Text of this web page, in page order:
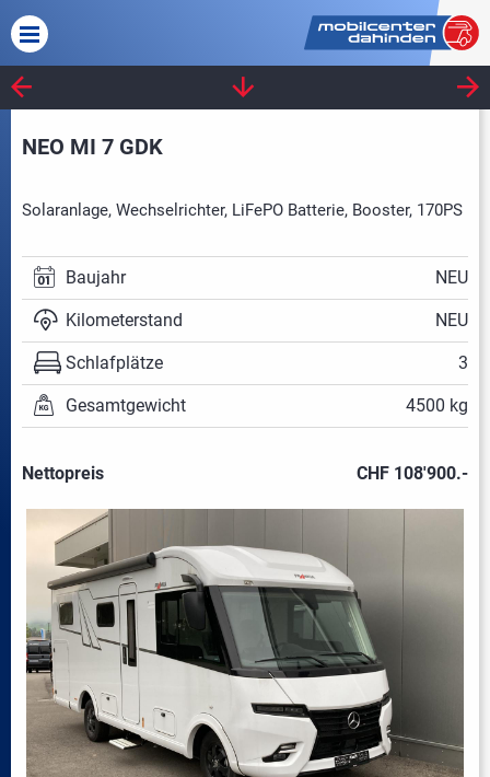
FRANKIA
NEO MI 7 GDK
Solaranlage, Wechselrichter, LiFePO Batterie, Booster, 170PS
Baujahr NEU
Kilometerstand NEU
Schlafplätze 3
Gesamtgewicht 4500 kg
Nettopreis CHF 108'900.-